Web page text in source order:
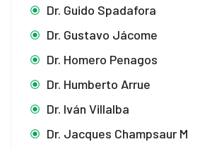
Dr. Guido Spadafora
Dr. Gustavo Jácome
Dr. Homero Penagos
Dr. Humberto Arrue
Dr. Iván Villalba
Dr. Jacques Champsaur M